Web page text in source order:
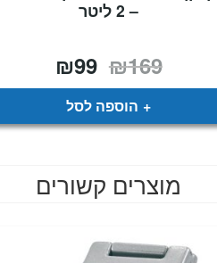
– 2 ליטר
₪169 המחיר
המקורי
היה:
₪169.
₪99
הוא:
הוספה לסל
מוצרים קשורים